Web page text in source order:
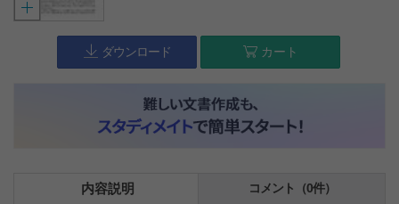
ダウンロード カート
内容説明 コメント（0件）